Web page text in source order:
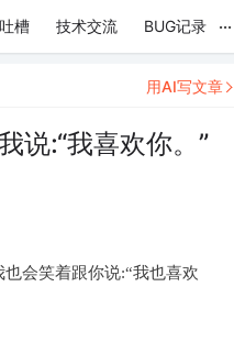
槽 技术交流 BUG记录 ...
说:“我喜欢你。”
会笑着跟你说:“我也喜欢
用AI写文章